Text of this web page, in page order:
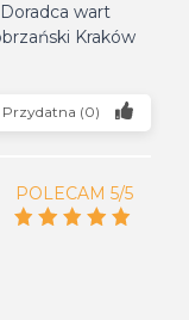
wart
Kraków
Przydatna (0)
POLECAM 5/5